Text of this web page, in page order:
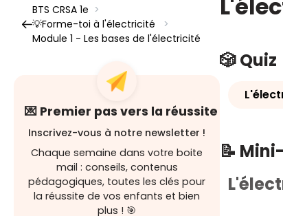
BTS CRSA 1e >
💡Forme-toi à l'électricité
>
Module 1 - Les bases de l'électricité
💌 Premier pas vers la réussite
Inscrivez-vous à notre newsletter !
Chaque semaine dans votre boite
mail : conseils, contenus
pédagogiques, toutes les clés pour
la réussite de vos enfants et bien
plus ! 🎯
🎲 Quiz
📝